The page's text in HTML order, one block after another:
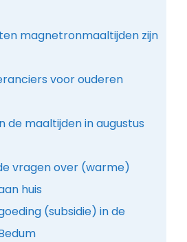
magnetronmaaltijden zijn
voor ouderen
de maaltijden in augustus
vragen over (warme)
huis
(subsidie) in de